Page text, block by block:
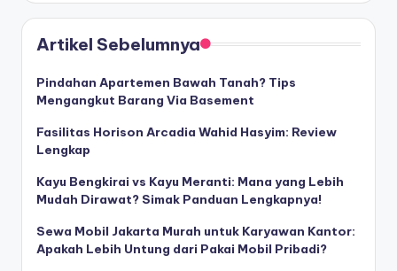
Artikel Sebelumnya
Pindahan Apartemen Bawah Tanah? Tips
Mengangkut Barang Via Basement
Fasilitas Horison Arcadia Wahid Hasyim: Review
Lengkap
Kayu Bengkirai vs Kayu Meranti: Mana yang Lebih
Mudah Dirawat? Simak Panduan Lengkapnya!
Sewa Mobil Jakarta Murah untuk Karyawan Kantor:
Apakah Lebih Untung dari Pakai Mobil Pribadi?